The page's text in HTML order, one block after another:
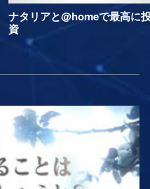
ナタリアと@homeで最高に
資